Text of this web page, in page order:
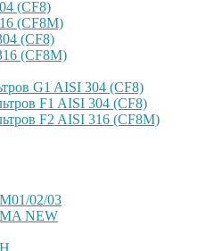
(CF8)
(CF8M)
(CF8)
(CF8M)
G1 AISI 304 (CF8)
F1 AISI 304 (CF8)
F2 AISI 316 (CF8M)
02/03
NEW